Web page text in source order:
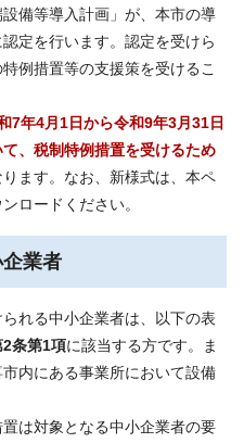
備等導入計画」が、本市の導
定を行います。認定を受けら
例措置等の支援策を受けるこ
7年4月1日から令和9年3月31日
、税制特例措置を受けるため
ります。なお、新様式は、本ペ
ロードください。
業者
れる中小企業者は、以下の表
条第1項に該当する方です。ま
内にある事業所において設備
は対象となる中小企業者の要